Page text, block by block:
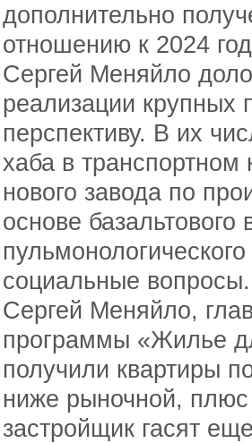
дополнительно
отношению к 2024
Сергей Меняйло
реализации крупных
перспективу. В их
хаба в
нового завода по
основе
социальные вопросы.
Сергей Меняйло,
программы «Жилье
получили квартиры
ниже рыночной, плюс
застройщик гасят